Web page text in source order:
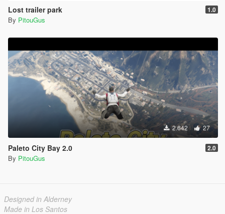
Lost trailer park 1.0
By PitouGus
2.642 27
Paleto City Bay 2.0 2.0
By PitouGus
Designed in Alderney
Made in Los Santos